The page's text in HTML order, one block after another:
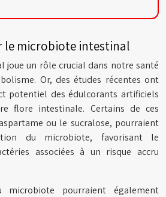
le microbiote intestinal
joue un rôle crucial dans notre santé
Or, des études récentes ont
potentiel des édulcorants artificiels
flore intestinale. Certains de ces
ou le sucralose, pourraient
du microbiote, favorisant le
associées à un risque accru
microbiote pourraient également